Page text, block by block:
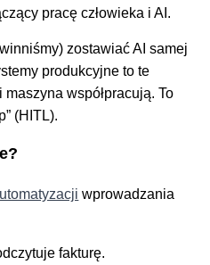
pracę człowieka i AI.
zostawiać AI samej
produkcyjne to te
współpracują. To
(HITL).
wprowadzania
fakturę.